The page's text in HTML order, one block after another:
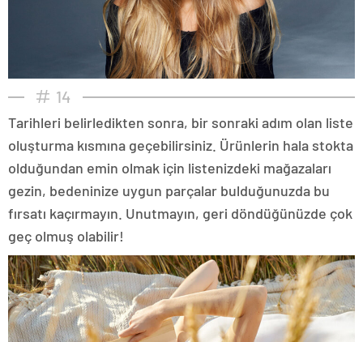
14
Tarihleri belirledikten sonra, bir sonraki adım olan liste
oluşturma kısmına geçebilirsiniz. Ürünlerin hala stokta
olduğundan emin olmak için listenizdeki mağazaları
gezin, bedeninize uygun parçalar bulduğunuzda bu
fırsatı kaçırmayın. Unutmayın, geri döndüğünüzde çok
geç olmuş olabilir!